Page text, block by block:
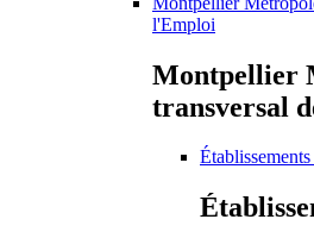
l'Emploi
Montpellier
transversal